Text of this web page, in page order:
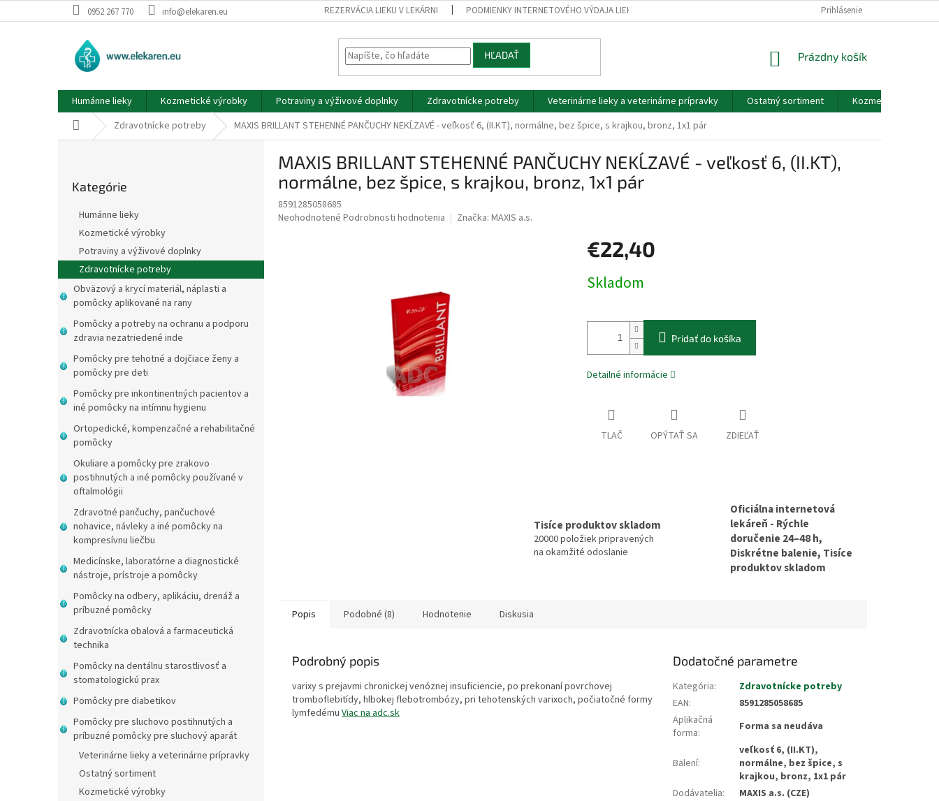
na
0952 267 770 info@elekaren.eu REZERVÁCIA LIEKU V LEKÁRNI PODMIENKY INTERNETOVÉHO VÝDAJA LIEKOV A ZDRAVOTNÍCKYCH POMÔCOK A VOP GDPR - PODMIENKY
Prihlásenie
HĽADAŤ
NÁKUPNÝ
Prázdny košík
Humánne lieky Kozmetické výrobky Potraviny a výživové doplnky Zdravotnícke potreby Veterinárne lieky a veterinárne prípravky Ostatný sortiment
Kozmetické výrobky
Domov Zdravotnícke potreby MAXIS BRILLANT STEHENNÉ PANČUCHY NEKĹZAVÉ - veľkosť 6, (II.KT), normálne, bez špice, s krajkou, bronz, 1x1 pár
kategórie
Kategórie
Humánne lieky
Kozmetické výrobky
Potraviny a výživové doplnky
Zdravotnícke potreby
Obväzový a krycí materiál, náplasti a
pomôcky aplikované na rany
Pomôcky a potreby na ochranu a podporu
zdravia nezatriedené inde
Pomôcky pre tehotné a dojčiace ženy a
pomôcky pre deti
Pomôcky pre inkontinentných pacientov a
iné pomôcky na intímnu hygienu
Ortopedické, kompenzačné a rehabilitačné
pomôcky
Okuliare a pomôcky pre zrakovo
postihnutých a iné pomôcky používané v
oftalmológii
Zdravotné pančuchy, pančuchové
nohavice, návleky a iné pomôcky na
kompresívnu liečbu
Medicínske, laboratórne a diagnostické
nástroje, prístroje a pomôcky
Pomôcky na odbery, aplikáciu, drenáž a
príbuzné pomôcky
Zdravotnícka obalová a farmaceutická
technika
Pomôcky na dentálnu starostlivosť a
stomatologickú prax
Pomôcky pre diabetikov
Pomôcky pre sluchovo postihnutých a
príbuzné pomôcky pre sluchový aparát
Veterinárne lieky a veterinárne prípravky
Ostatný sortiment
Kozmetické výrobky
MAXIS BRILLANT STEHENNÉ PANČUCHY NEKĹZAVÉ - veľkosť 6, (II.KT),
normálne, bez špice, s krajkou, bronz, 1x1 pár
8591285058685
Priemerné
Neohodnotené Podrobnosti hodnotenia Značka: MAXIS a.s.
€22,40
cena:
Skladom
Pridať do košíka
Detailné informácie
TLAČ OPÝTAŤ SA ZDIEĽAŤ
Tisíce produktov skladom
20000 položiek pripravených
na okamžité odoslanie
Oficiálna internetová
lekáreň - Rýchle
doručenie 24–48 h,
Diskrétne balenie, Tisíce
produktov skladom
Popis Podobné (8) Hodnotenie Diskusia
Podrobný popis
varixy s prejavmi chronickej venóznej insuficiencie, po prekonaní povrchovej
tromboflebitídy, hlbokej flebotrombózy, pri tehotenských varixoch, počiatočné formy
lymfedému Viac na adc.sk
Dodatočné parametre
Kategória:
Zdravotnícke potreby
EAN:
8591285058685
Aplikačná
forma: Forma sa neudáva
Balení:
veľkosť 6, (II.KT),
normálne, bez špice, s
krajkou, bronz, 1x1 pár
Dodávatelia:
MAXIS a.s. (CZE)